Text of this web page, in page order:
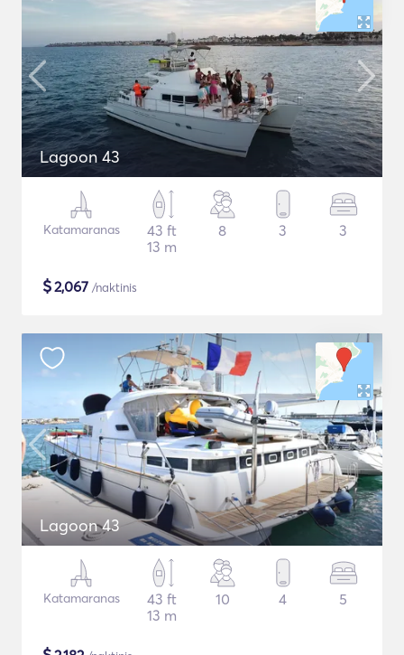
Lagoon 43
Katamaranas
43 ft
13 m
8 3 3
$2,067 /naktinis
Lagoon 43
Katamaranas
43 ft
13 m
10 4 5